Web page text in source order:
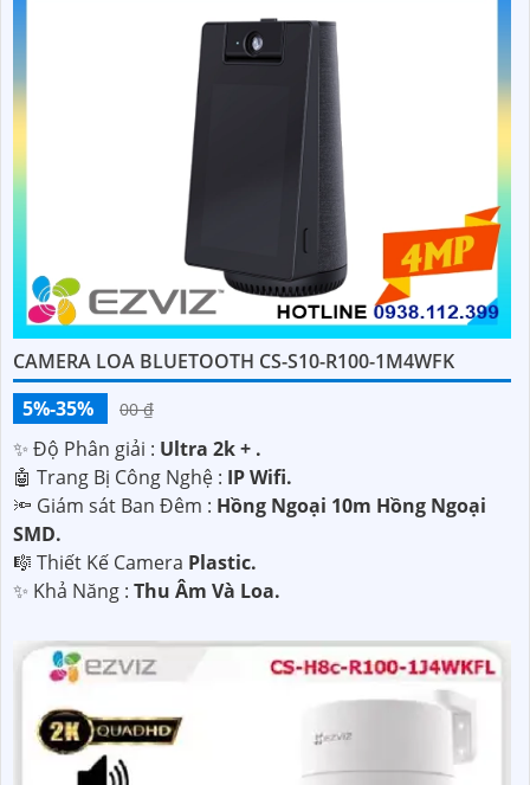
CAMERA LOA BLUETOOTH CS-S10-R100-1M4WFK
5%-35%
00 ₫
✨ Độ Phân giải : Ultra 2k + .
🤖️ Trang Bị Công Nghệ : IP Wifi.
🔦 Giám sát Ban Đêm : Hồng Ngoại 10m Hồng Ngoại
SMD.
🎼️ Thiết Kế Camera Plastic.
️✨ Khả Năng : Thu Âm Và Loa.